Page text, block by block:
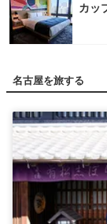
カッ
名古屋を旅する